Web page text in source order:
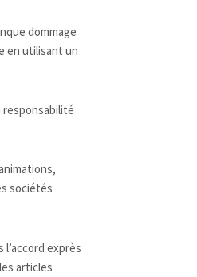
dommage
en utilisant un
responsabilité
sociétés
exprès
articles